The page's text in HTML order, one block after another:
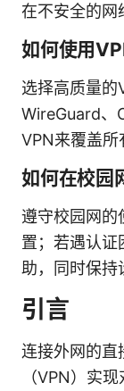
在不安全的网
如何使用
选择高质量的
WireGuard、
VPN来覆盖所
如何在校园
遵守校园网的
置；若遇认证
助，同时保持
引言
连接外网的直
（VPN）实